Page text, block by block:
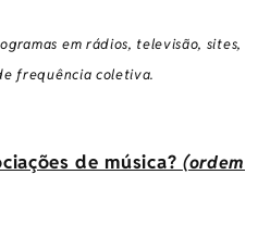
em rádios, televisão, sites,
frequência coletiva.
de música? (ordem